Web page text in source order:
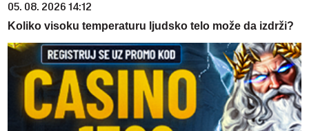
05. 08. 2026 14:12
Koliko visoku temperaturu ljudsko telo može da izdrži?